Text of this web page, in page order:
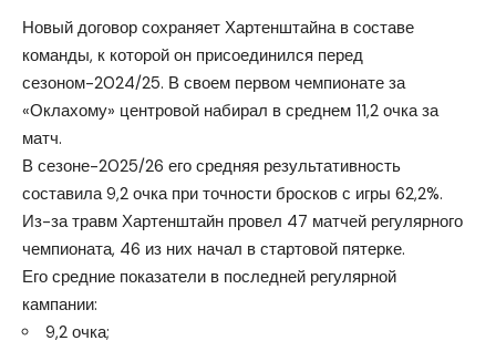
Новый договор сохраняет Хартенштайна в составе
команды, к которой он присоединился перед
сезоном-2024/25. В своем первом чемпионате за
«Оклахому» центровой набирал в среднем 11,2 очка за
матч.
В сезоне-2025/26 его средняя результативность
составила 9,2 очка при точности бросков с игры 62,2%.
Из-за травм Хартенштайн провел 47 матчей регулярного
чемпионата, 46 из них начал в стартовой пятерке.
Его средние показатели в последней регулярной
кампании:
9,2 очка;